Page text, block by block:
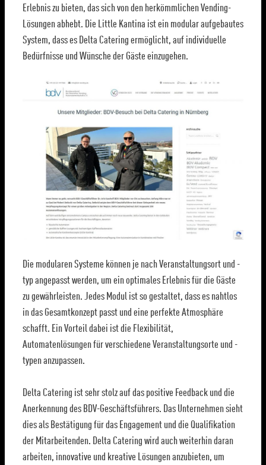
Erlebnis zu bieten, das sich von den herkömmlichen Vending-
Lösungen abhebt. Die Little Kantina ist ein modular aufgebautes
System, dass es Delta Catering ermöglicht, auf individuelle
Bedürfnisse und Wünsche der Gäste einzugehen.
Die modularen Systeme können je nach Veranstaltungsort und -
typ angepasst werden, um ein optimales Erlebnis für die Gäste
zu gewährleisten. Jedes Modul ist so gestaltet, dass es nahtlos
in das Gesamtkonzept passt und eine perfekte Atmosphäre
schafft. Ein Vorteil dabei ist die Flexibilität,
Automatenlösungen für verschiedene Veranstaltungsorte und -
typen anzupassen.
Delta Catering ist sehr stolz auf das positive Feedback und die
Anerkennung des BDV-Geschäftsführers. Das Unternehmen sieht
dies als Bestätigung für das Engagement und die Qualifikation
der Mitarbeitenden. Delta Catering wird auch weiterhin daran
arbeiten, innovative und kreative Lösungen anzubieten, um